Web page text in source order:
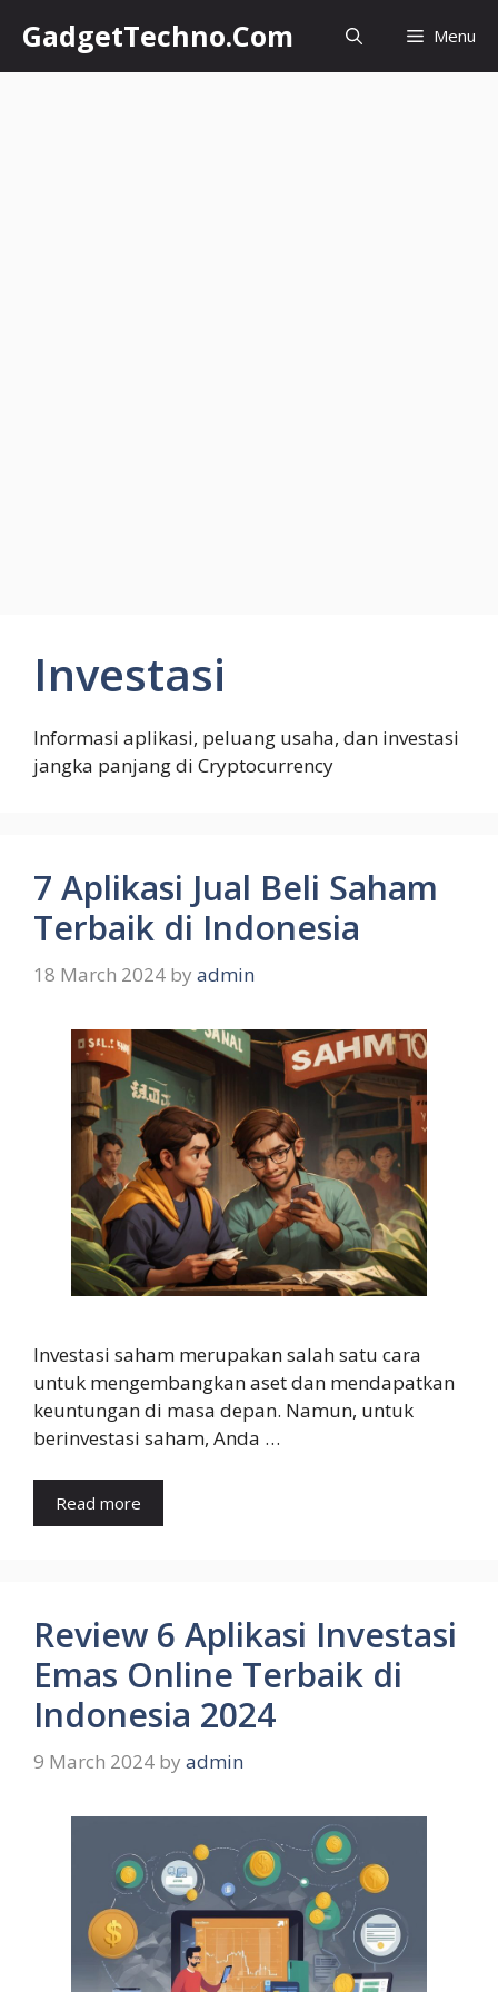
content
GadgetTechno.Com Menu
Investasi
Informasi aplikasi, peluang usaha, dan investasi
jangka panjang di Cryptocurrency
7 Aplikasi Jual Beli Saham
Terbaik di Indonesia
18 March 2024 by admin
Investasi saham merupakan salah satu cara
untuk mengembangkan aset dan mendapatkan
keuntungan di masa depan. Namun, untuk
berinvestasi saham, Anda …
Read more
Review 6 Aplikasi Investasi
Emas Online Terbaik di
Indonesia 2024
9 March 2024 by admin